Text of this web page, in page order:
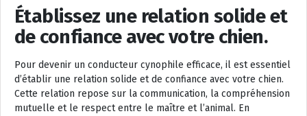
Établissez une relation solide et
de confiance avec votre chien.
Pour devenir un conducteur cynophile efficace, il est essentiel
d’établir une relation solide et de confiance avec votre chien.
Cette relation repose sur la communication, la compréhension
mutuelle et le respect entre le maître et l’animal. En